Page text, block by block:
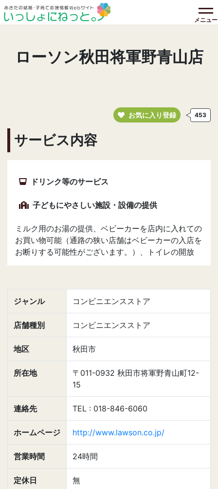
メニュー
ローソン秋田将軍野青山店
お気に入り登録 453
サービス内容
ドリンク等のサービス
子どもにやさしい施設・設備の提供
ミルク用のお湯の提供、ベビーカーを店内に入れての
お買い物可能（通路の狭い店舗はベビーカーの入店を
お断りする可能性がございます。）、トイレの開放
ジャンル コンビニエンスストア
店舗種別 コンビニエンスストア
地区 秋田市
所在地
〒011-0932 秋田市将軍野青山町12-
15
連絡先 TEL : 018-846-6060
ホームページ http://www.lawson.co.jp/
営業時間 24時間
定休日 無